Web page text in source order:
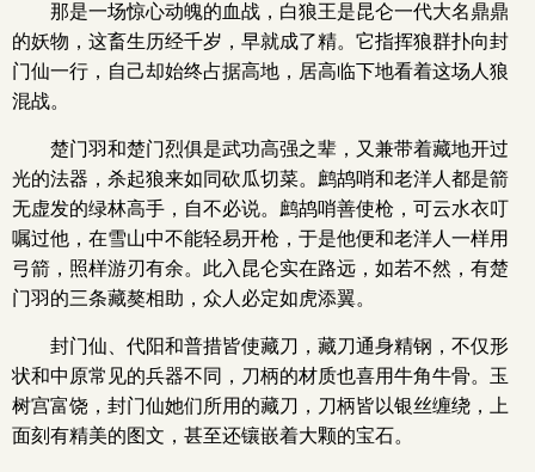
那是一场惊心动魄的血战，白狼王是昆仑一代大名鼎鼎
的妖物，这畜生历经千岁，早就成了精。它指挥狼群扑向封
门仙一行，自己却始终占据高地，居高临下地看着这场人狼
混战。
楚门羽和楚门烈俱是武功高强之辈，又兼带着藏地开过
光的法器，杀起狼来如同砍瓜切菜。鹧鸪哨和老洋人都是箭
无虚发的绿林高手，自不必说。鹧鸪哨善使枪，可云水衣叮
嘱过他，在雪山中不能轻易开枪，于是他便和老洋人一样用
弓箭，照样游刃有余。此入昆仑实在路远，如若不然，有楚
门羽的三条藏獒相助，众人必定如虎添翼。
封门仙、代阳和普措皆使藏刀，藏刀通身精钢，不仅形
状和中原常见的兵器不同，刀柄的材质也喜用牛角牛骨。玉
树宫富饶，封门仙她们所用的藏刀，刀柄皆以银丝缠绕，上
面刻有精美的图文，甚至还镶嵌着大颗的宝石。